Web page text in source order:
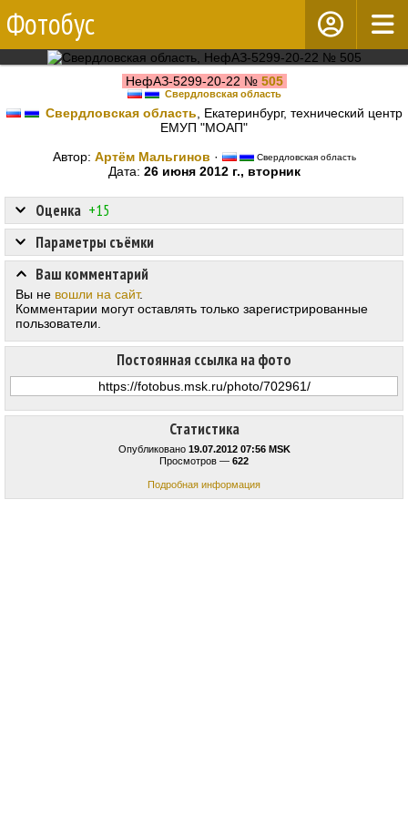
Фотобус
НефАЗ-5299-20-22 № 505
Свердловская область
Свердловская область , Екатеринбург, технический центр
ЕМУП "МОАП"
Автор: Артём Мальгинов · Свердловская область
Дата: 26 июня 2012 г., вторник
Статистика
Опубликовано 19.07.2012 07:56 MSK
Просмотров — 622
Подробная информация
Оценка +15
Постоянная ссылка на фото
Параметры съёмки
Ваш комментарий
Вы не вошли на сайт.
Комментарии могут оставлять только зарегистрированные
пользователи.